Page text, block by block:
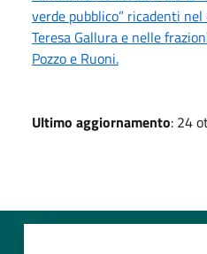
verde pubblico” ricadenti
Teresa Gallura e nelle
Pozzo e Ruoni.
Ultimo aggiornamento: 24